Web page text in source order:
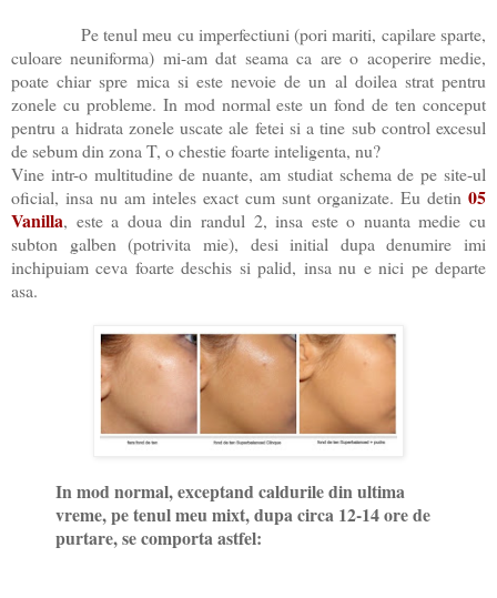
Pe tenul meu cu imperfectiuni (pori mariti, capilare sparte,
culoare neuniforma) mi-am dat seama ca are o acoperire medie,
poate chiar spre mica si este nevoie de un al doilea strat pentru
zonele cu probleme. In mod normal este un fond de ten conceput
pentru a hidrata zonele uscate ale fetei si a tine sub control excesul
de sebum din zona T, o chestie foarte inteligenta, nu?
Vine intr-o multitudine de nuante, am studiat schema de pe site-ul
oficial, insa nu am inteles exact cum sunt organizate. Eu detin 05
Vanilla, este a doua din randul 2, insa este o nuanta medie cu
subton galben (potrivita mie), desi initial dupa denumire imi
inchipuiam ceva foarte deschis si palid, insa nu e nici pe departe
asa.
In mod normal, exceptand caldurile din ultima
vreme, pe tenul meu mixt, dupa circa 12-14 ore de
purtare, se comporta astfel: